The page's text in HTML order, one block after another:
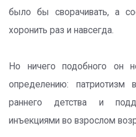
было бы сворачивать, а
хоронить раз и навсегда.
Но ничего подобного он
определению: патриотизм
раннего детства и
инъекциями во взрослом